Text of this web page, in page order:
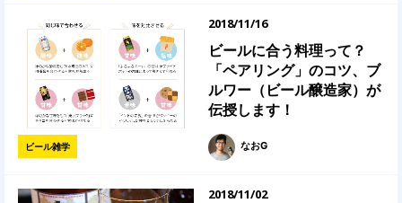
ビール雑学
2018/11/16
ビールに合う料理って？
「ペアリング」のコツ、ブ
ルワー（ビール醸造家）が
伝授します！
なおG
2018/11/02